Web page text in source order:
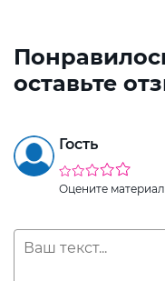
оставьте
Гость
Оцените материал